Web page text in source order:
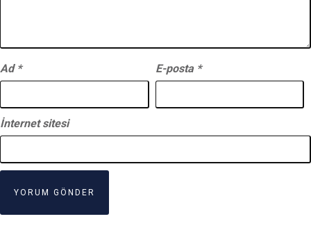
Ad * E-posta *
İnternet sitesi